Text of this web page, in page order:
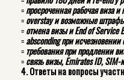
▫️ просроченная рабочая виза
▫️ overstay и возможные
▫️ отмена визы и End of Service
▫️ absconding при исчезновении
▫️ требования при продлении
▫️ связь визы, Emirates ID, SIM-
4. Ответы на вопросы